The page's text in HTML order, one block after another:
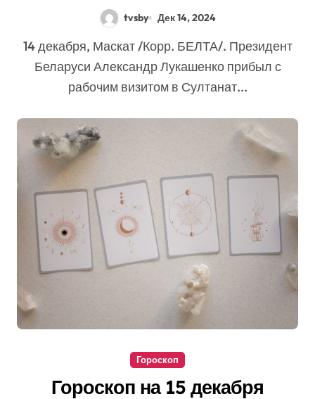
tvsby Дек 14, 2024
14 декабря, Маскат /Корр. БЕЛТА/. Президент
Беларуси Александр Лукашенко прибыл с
рабочим визитом в Султанат...
Гороскоп
Гороскоп на 15 декабря